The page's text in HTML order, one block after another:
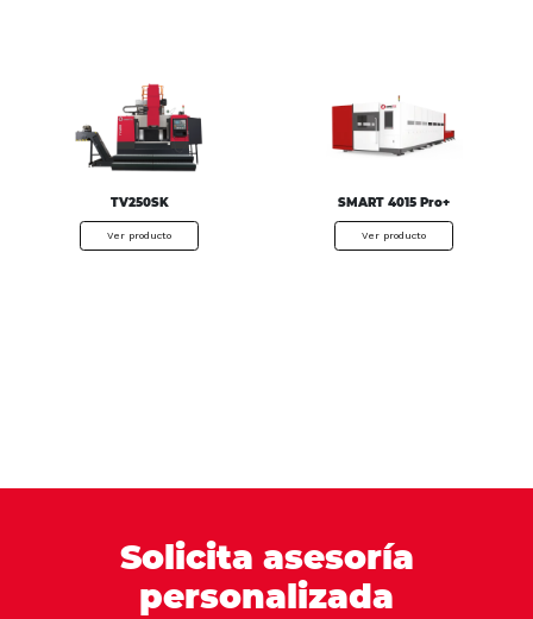
TV250SK
Ver producto
SMART 4015 Pro+
Ver producto
Solicita asesoría
personalizada